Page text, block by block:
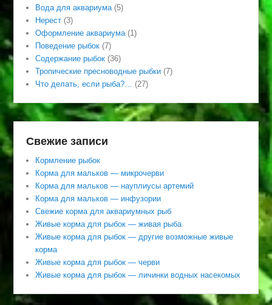
Вода для аквариума (5)
Нерест (3)
Оформление аквариума (1)
Поведение рыбок (7)
Содержание рыбок (36)
Тропические пресноводные рыбки (7)
Что делать, если рыба?…
(27)
Свежие записи
Кормление рыбок
Корма для мальков — микрочерви
Корма для мальков — науплиусы артемий
Корма для мальков — инфузории
Свежие корма для аквариумных рыб
Живые корма для рыбок — живая рыба
Живые корма для рыбок — другие возможные живые
корма
Живые корма для рыбок — черви
Живые корма для рыбок — личинки водных насекомых